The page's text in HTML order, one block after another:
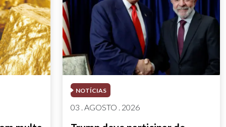
NOTÍCIAS
03 . AGOSTO . 2026